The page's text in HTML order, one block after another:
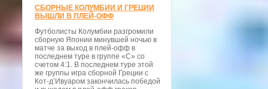
СБОРНЫЕ КОЛУМБИИ И ГРЕЦИИ
ВЫШЛИ В ПЛЕЙ-ОФФ
Футболисты Колумбии разгромили
сборную Японии минувшей ночью в
матче за выход в плей-офф в
последнем туре в группе «С» со
счетом 4:1. В последнем туре этой
же группы игра сборной Греции с
Кот-д’Ивуаром закончилась победой